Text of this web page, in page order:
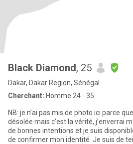
Black Diamond, 25
Dakar, Dakar Region, Sénégal
Cherchant: Homme 24 - 35
NB: je n’ai pas mis de photo ici parce
désolée mais c’est la vérité, j’enverrai
de bonnes intentions et je suis
de confirmer mon identité .Je suis de